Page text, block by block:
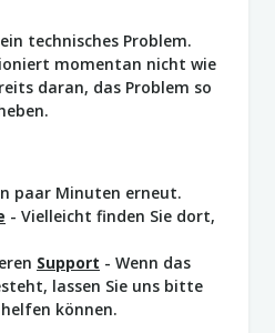
technisches Problem.
momentan nicht wie
daran, das Problem so
paar Minuten erneut.
- Vielleicht finden Sie dort,
Support - Wenn das
lassen Sie uns bitte
können.